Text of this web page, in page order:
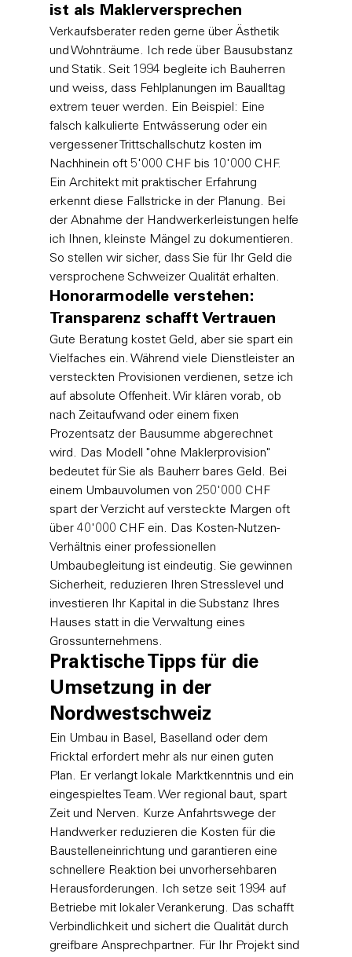
ist als Maklerversprechen
Verkaufsberater reden gerne über Ästhetik
und Wohnträume. Ich rede über Bausubstanz
und Statik. Seit 1994 begleite ich Bauherren
und weiss, dass Fehlplanungen im Baualltag
extrem teuer werden. Ein Beispiel: Eine
falsch kalkulierte Entwässerung oder ein
vergessener Trittschallschutz kosten im
Nachhinein oft 5'000 CHF bis 10'000 CHF.
Ein Architekt mit praktischer Erfahrung
erkennt diese Fallstricke in der Planung. Bei
der Abnahme der Handwerkerleistungen helfe
ich Ihnen, kleinste Mängel zu dokumentieren.
So stellen wir sicher, dass Sie für Ihr Geld die
versprochene Schweizer Qualität erhalten.
Honorarmodelle verstehen:
Transparenz schafft Vertrauen
Gute Beratung kostet Geld, aber sie spart ein
Vielfaches ein. Während viele Dienstleister an
versteckten Provisionen verdienen, setze ich
auf absolute Offenheit. Wir klären vorab, ob
nach Zeitaufwand oder einem fixen
Prozentsatz der Bausumme abgerechnet
wird. Das Modell "ohne Maklerprovision"
bedeutet für Sie als Bauherr bares Geld. Bei
einem Umbauvolumen von 250'000 CHF
spart der Verzicht auf versteckte Margen oft
über 40'000 CHF ein. Das Kosten-Nutzen-
Verhältnis einer professionellen
Umbaubegleitung ist eindeutig. Sie gewinnen
Sicherheit, reduzieren Ihren Stresslevel und
investieren Ihr Kapital in die Substanz Ihres
Hauses statt in die Verwaltung eines
Grossunternehmens.
Praktische Tipps für die
Umsetzung in der
Nordwestschweiz
Ein Umbau in Basel, Baselland oder dem
Fricktal erfordert mehr als nur einen guten
Plan. Er verlangt lokale Marktkenntnis und ein
eingespieltes Team. Wer regional baut, spart
Zeit und Nerven. Kurze Anfahrtswege der
Handwerker reduzieren die Kosten für die
Baustelleneinrichtung und garantieren eine
schnellere Reaktion bei unvorhersehbaren
Herausforderungen. Ich setze seit 1994 auf
Betriebe mit lokaler Verankerung. Das schafft
Verbindlichkeit und sichert die Qualität durch
greifbare Ansprechpartner. Für Ihr Projekt sind